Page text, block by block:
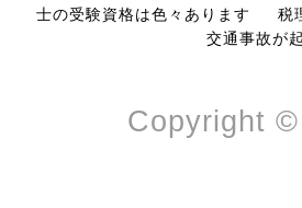
士の受験資格は色々あります
税
交通事故が
Copyright